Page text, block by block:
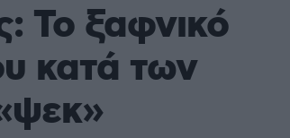
Το ξαφνικό
κατά των